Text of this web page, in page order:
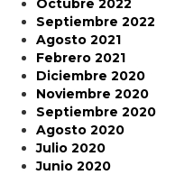
Octubre 2022
Septiembre 2022
Agosto 2021
Febrero 2021
Diciembre 2020
Noviembre 2020
Septiembre 2020
Agosto 2020
Julio 2020
Junio 2020